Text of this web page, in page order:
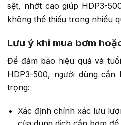
sệt, nhớt cao giúp HDP3-
không thể thiếu trong nhiều
Lưu ý khi mua bơm
Để đảm bảo hiệu quả và
HDP3-500, người dùng
trọng:
Xác định chính xác lưu
của dung dịch cần bơm